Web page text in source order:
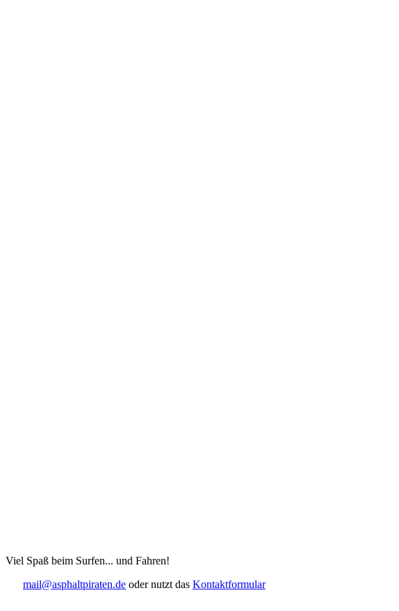
Viel Spaß beim Surfen... und Fahren!
mail@asphaltpiraten.de oder nutzt das Kontaktformular